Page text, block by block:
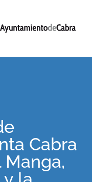
Cabra
Manga,